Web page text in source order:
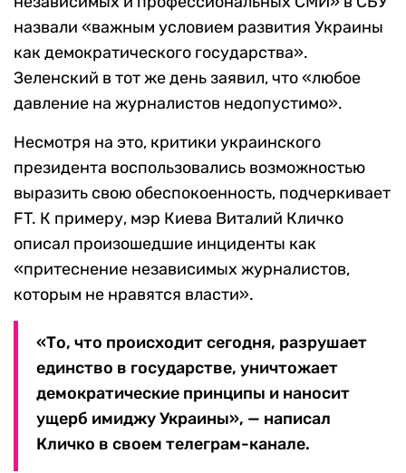
назвали «важным условием развития Украины
как демократического государства».
Зеленский в тот же день заявил, что «любое
давление на журналистов недопустимо».
Несмотря на это, критики украинского
президента воспользовались возможностью
выразить свою обеспокоенность, подчеркивает
FT. К примеру, мэр Киева Виталий Кличко
описал произошедшие инциденты как
«притеснение независимых журналистов,
которым не нравятся власти».
«То, что происходит сегодня, разрушает
единство в государстве, уничтожает
демократические принципы и наносит
ущерб имиджу Украины», — написал
Кличко в своем телеграм-канале.